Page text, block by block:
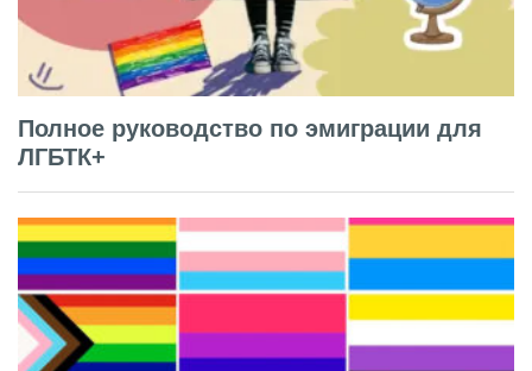
Полное руководство по эмиграции для
ЛГБТК+